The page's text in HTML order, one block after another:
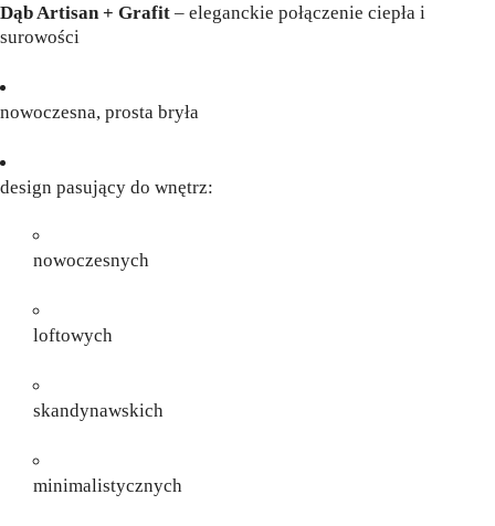
Dąb Artisan + Grafit – eleganckie połączenie ciepła i
surowości
nowoczesna, prosta bryła
design pasujący do wnętrz:
nowoczesnych
loftowych
skandynawskich
minimalistycznych